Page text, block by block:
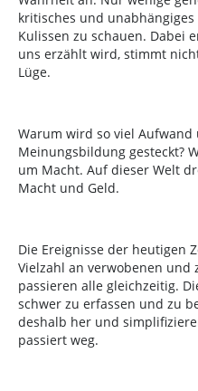
kritisches und
Kulissen zu schauen. Dabei
uns erzählt wird, stimmt
Lüge.
Warum wird so viel Aufwand
Meinungsbildung gesteckt?
um Macht. Auf dieser Welt
Macht und Geld.
Die Ereignisse der heutigen
Vielzahl an verwobenen und
passieren alle gleichzeitig.
schwer zu erfassen und zu
deshalb her und
passiert weg.